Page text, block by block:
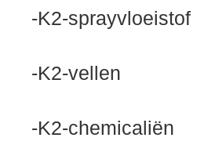
-K2-sprayvloeistof
-K2-vellen
-K2-chemicaliën